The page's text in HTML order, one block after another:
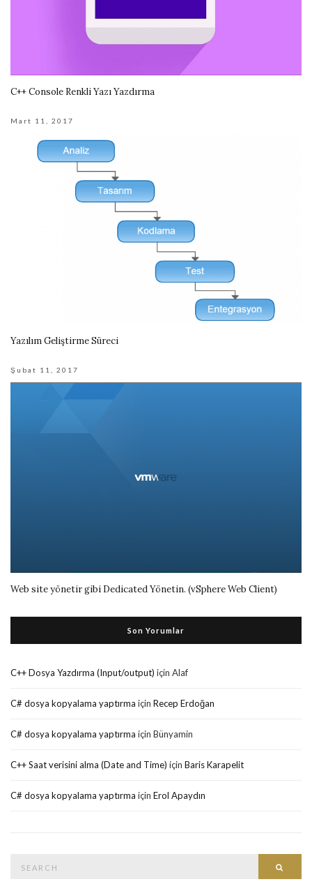
C++ Console Renkli Yazı Yazdırma
Mart 11, 2017
Yazılım Geliştirme Süreci
Şubat 11, 2017
Web site yönetir gibi Dedicated Yönetin. (vSphere Web Client)
Son Yorumlar
C++ Dosya Yazdırma (Input/output) için Alaf
C# dosya kopyalama yaptırma için Recep Erdoğan
C# dosya kopyalama yaptırma için Bünyamin
C++ Saat verisini alma (Date and Time) için Baris Karapelit
C# dosya kopyalama yaptırma için Erol Apaydın